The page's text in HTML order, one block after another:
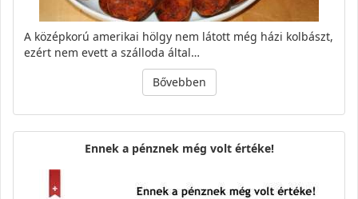
A középkorú amerikai hölgy nem látott még házi kolbászt,
ezért nem evett a szálloda által…
Bővebben
Ennek a pénznek még volt értéke!